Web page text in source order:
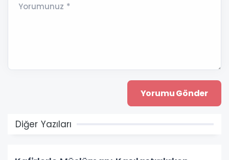
Yorumunuz *
Diğer Yazıları